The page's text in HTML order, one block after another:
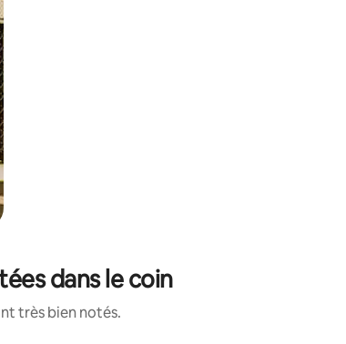
dans le coin
très bien notés.